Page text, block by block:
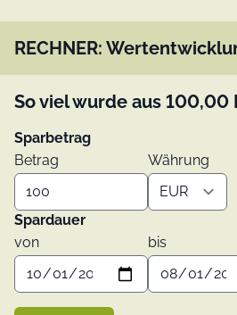
RECHNER:
So viel wurde aus 100,00
Sparbetrag
Betrag
Währung
Spardauer
von
bis